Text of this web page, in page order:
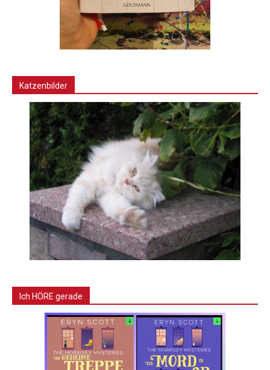
Katzenbilder
Ich HÖRE gerade